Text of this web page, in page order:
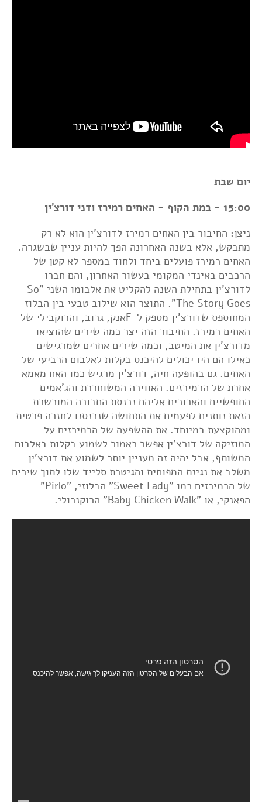
יום שבת
15:00 - במת הקוף - האחים רמירז ודני דורצ'ין
ניצן: החיבור בין האחים רמירז לדורצ'ין הוא לא רק
מתבקש, אלא בשנה האחרונה הפך להיות עניין שבשגרה.
האחים רמירז פועלים ביחד ולחוד במספר לא קטן של
הרכבים באינדי המקומי בעשור האחרון, והם חברו
לדורצ'ין בתחילת השנה להקליט את אלבומו השני "So
The Story Goes". התוצר הוא שילוב טבעי בין הבלוז
המחוספס שדורצ'ין מספק ל-Fאנק, גרוב, והרוקבילי של
האחים רמירז. החיבור הזה יצר כמה שירים שהוציאו
מדורצ'ין את המיטב, וכמה שירים אחרים שמרגישים
כאילו הם היו יכולים להיכנס בקלות לאלבום הרביעי של
האחים. גם בהופעה חיה, דורצ'ין מרגיש כמו האח מאמא
אחרת של הרמירזים. האווירה המשוחררת והג'אמים
החופשיים והארוכים אליהם נכנסת החבורה המוכשרת
הזאת נותנים לפעמים את התחושה שנכנסנו לחזרה פרטית
ומהוקצעת במיוחד. את ההשפעה של הרמירזים על
המוזיקה של דורצ'ין אפשר כאמור לשמוע בקלות באלבום
המשותף, אבל יהיה זה מעניין יותר לשמוע את דורצ'ין
משלב את נגינת המפוחית והגיטרת סלייד שלו לתוך שירים
של הרמירזים כמו "Sweet Lady" הבלוזי, "Pirlo"
הפאנקי, או "Baby Chicken Walk" הרוקנרולי.